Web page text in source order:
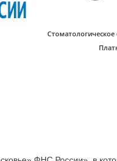
Стоматологическое